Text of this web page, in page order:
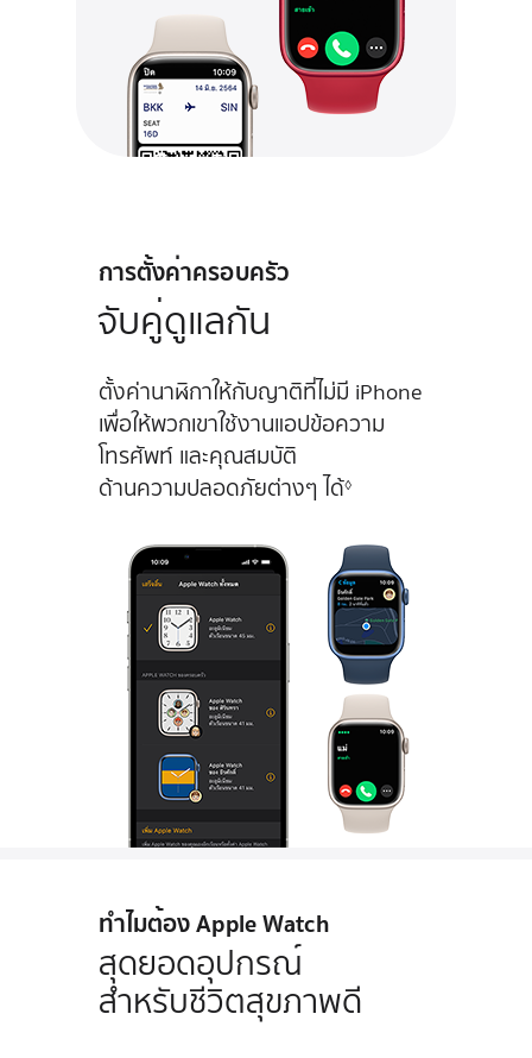
การตั้งค่าครอบครัว
จับคู่ดูแลกัน
ตั้งค่านาฬิกาให้กับญาติที่ไม่มี iPhone
เพื่อให้พวกเขาใช้งานแอปข้อความ
โทรศัพท์ และคุณสมบัติ
ด้านความปลอดภัยต่างๆ ได้◊
ทำไมต้อง Apple Watch
สุดยอดอุปกรณ์
สำหรับชีวิตสุขภาพดี